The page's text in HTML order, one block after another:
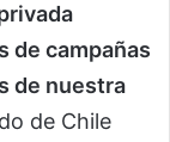
de campañas
de nuestra
de Chile